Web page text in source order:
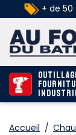
+ de 50
Accueil /